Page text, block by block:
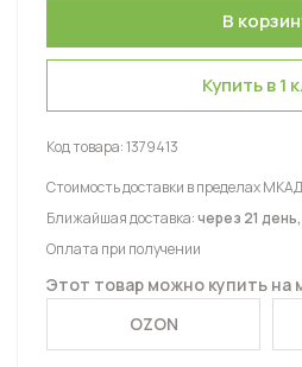
Купить в 1
Код товара:1379413
Стоимость доставки в пределах
Ближайшая доставка:через 21
Оплата при получении
Этот товар можно купить на
OZON